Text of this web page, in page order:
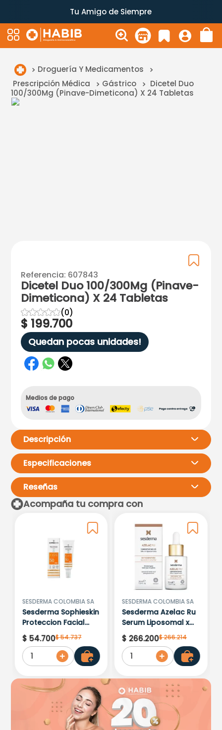
Tu Amigo de Siempre
Droguería Y Medicamentos
Prescripción Médica
Gástrico
Dicetel Duo
100/300Mg (Pinave-Dimeticona) X 24 Tabletas
Referencia: 607843
Dicetel Duo 100/300Mg (Pinave-
Dimeticona) X 24 Tabletas
☆☆☆☆☆(0)
$ 199.700
Quedan pocas unidades!
Medios de pago
Descripción
Especificaciones
Reseñas
Por favor, inicia sesión para
escribir un comentario.
Más reciente
No hay comentarios.
Acompaña tu compra con
SESDERMA COLOMBIA SA
Sesderma Sophieskin
Proteccion Facial
Kids Hypoallergenic
Spf 500 Moisturising
$ 54.700$54.737
1
SESDERMA COLOMBIA SA
Sesderma Azelac Ru
Serum Liposomal x
30ml
$ 266.200$266.214
1